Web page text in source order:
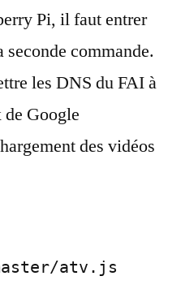
Pi, il faut entrer
commande.
les DNS du FAI à
Google
des vidéos
atv.js